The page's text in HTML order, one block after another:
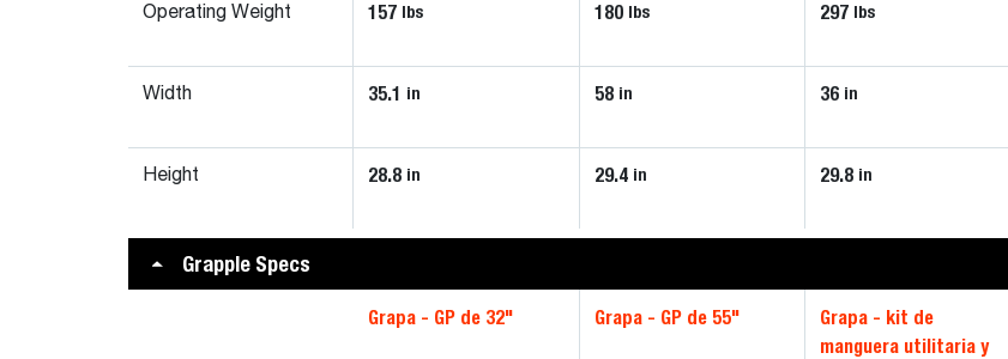
Operating Weight 157 lbs 180 lbs 297 lbs
Width 35.1 in 58 in 36 in
Height 28.8 in 29.4 in 29.8 in
Grapple Specs
Grapa - GP de 32" Grapa - GP de 55"
Grapa - kit de
manguera utilitaria y